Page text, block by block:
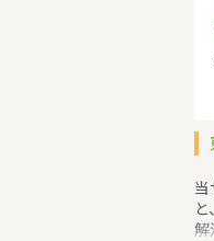
当
解